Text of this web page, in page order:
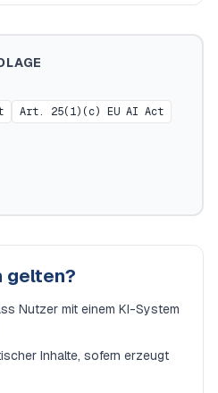
Art. 25(1)(c) EU AI Act
gelten?
Nutzer mit einem KI-System
Inhalte, sofern erzeugt